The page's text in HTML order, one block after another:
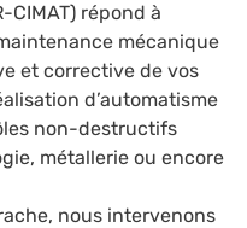
CIMAT) répond à
mécanique
et corrective de vos
d’automatisme
non-destructifs
métallerie ou encore
nous intervenons